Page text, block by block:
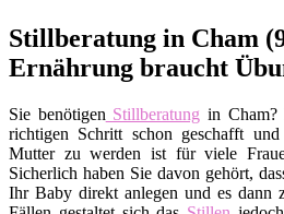
Stillberatung in Cham
Ernährung braucht
Sie benötigen Stillberatung in Cham?
richtigen Schritt schon geschafft
Mutter zu werden ist für viele
Sicherlich haben Sie davon gehört,
Ihr Baby direkt anlegen und es dann